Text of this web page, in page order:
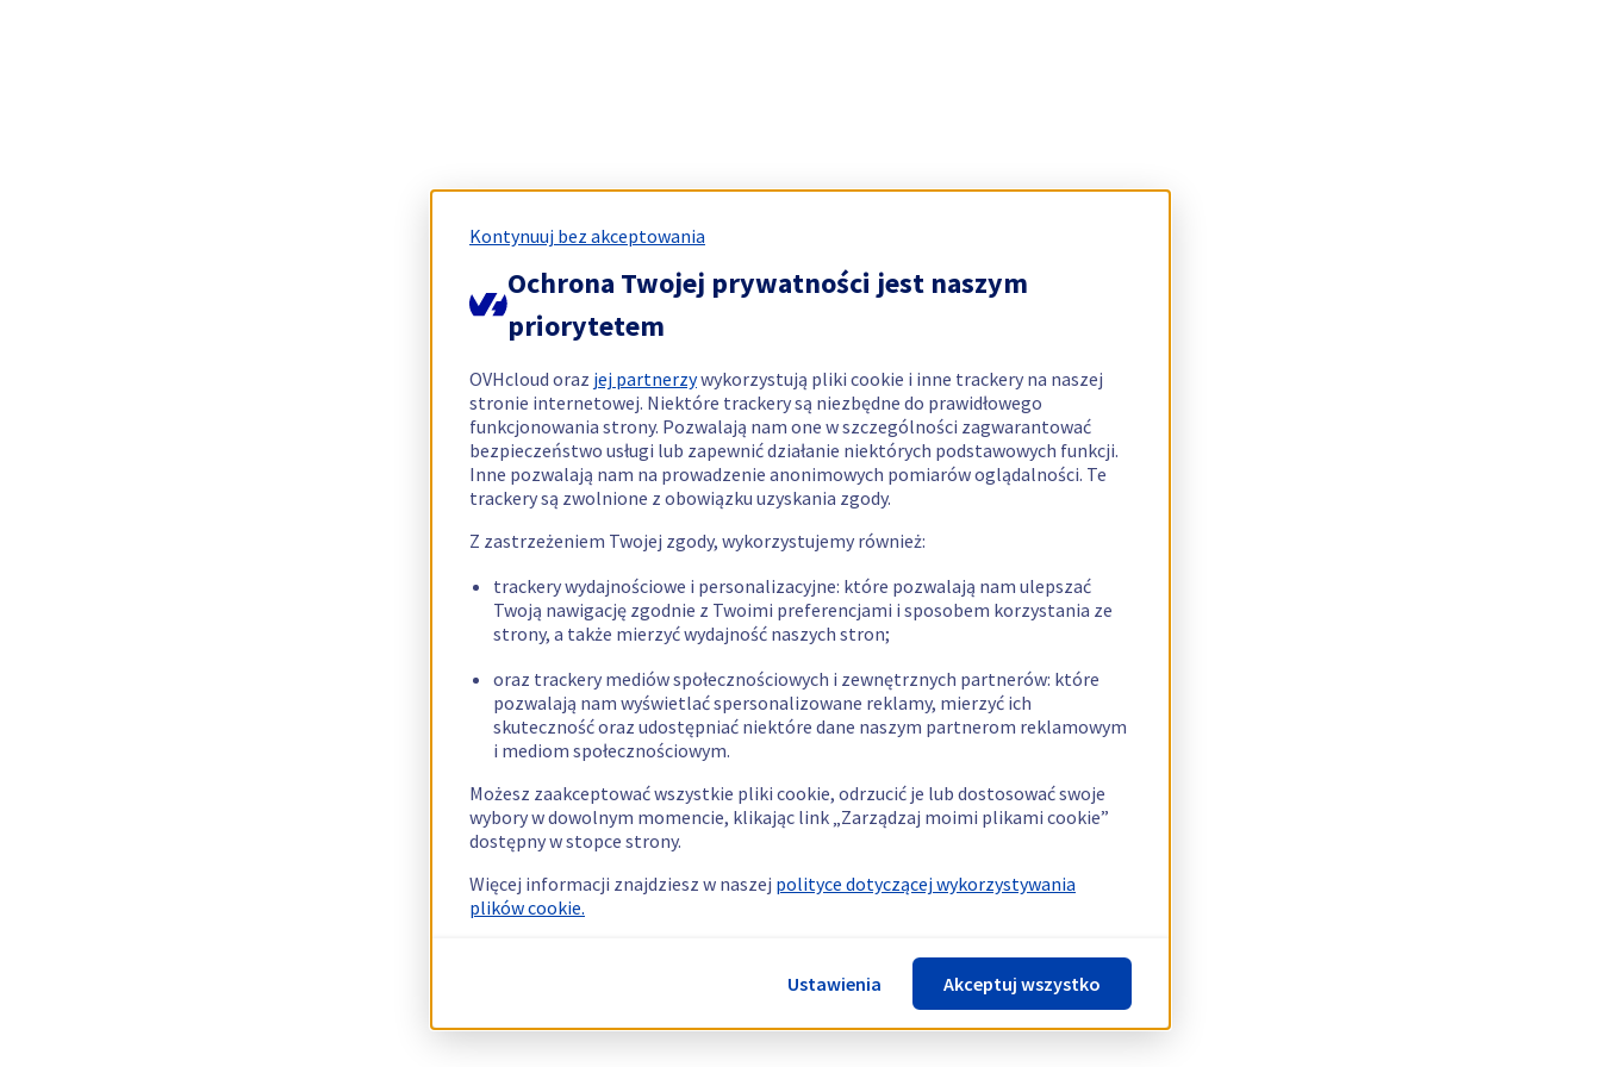
Kontynuuj bez akceptowania
Ochrona Twojej prywatności jest naszym
priorytetem
OVHcloud oraz jej partnerzywykorzystują pliki cookie i inne trackery na naszej
stronie internetowej. Niektóre trackery są niezbędne do prawidłowego
funkcjonowania strony. Pozwalają nam one w szczególności zagwarantować
bezpieczeństwo usługi lub zapewnić działanie niektórych podstawowych funkcji.
Inne pozwalają nam na prowadzenie anonimowych pomiarów oglądalności. Te
trackery są zwolnione z obowiązku uzyskania zgody.
Z zastrzeżeniem Twojej zgody, wykorzystujemy również:
trackery wydajnościowe i personalizacyjne: które pozwalają nam ulepszać
Twoją nawigację zgodnie z Twoimi preferencjami i sposobem korzystania ze
strony, a także mierzyć wydajność naszych stron;
oraz trackery mediów społecznościowych i zewnętrznych partnerów: które
pozwalają nam wyświetlać spersonalizowane reklamy, mierzyć ich
skuteczność oraz udostępniać niektóre dane naszym partnerom reklamowym
i mediom społecznościowym.
Możesz zaakceptować wszystkie pliki cookie, odrzucić je lub dostosować swoje
wybory w dowolnym momencie, klikając link „Zarządzaj moimi plikami cookie”
dostępny w stopce strony.
Więcej informacji znajdziesz w naszej polityce dotyczącej wykorzystywania
plików cookie.
Ustawienia Akceptuj wszystko